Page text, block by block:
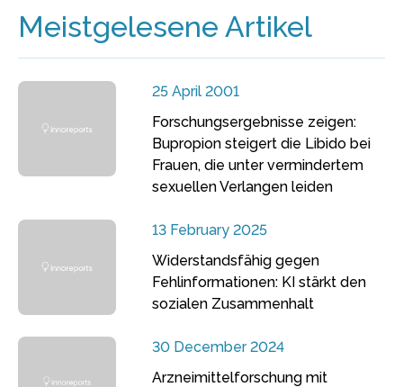
Meistgelesene Artikel
25 April 2001
Forschungsergebnisse zeigen:
Bupropion steigert die Libido bei
Frauen, die unter vermindertem
sexuellen Verlangen leiden
13 February 2025
Widerstandsfähig gegen
Fehlinformationen: KI stärkt den
sozialen Zusammenhalt
30 December 2024
Arzneimittelforschung mit